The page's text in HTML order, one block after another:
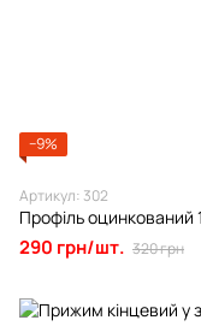
−9%
Артикул: 302
Профіль оцинкований
290 грн/шт. 320 грн